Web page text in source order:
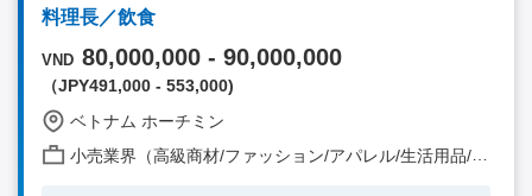
料理長／飲食
VND 80,000,000 - 90,000,000
（JPY491,000 - 553,000)
ベトナム ホーチミン
小売業界（高級商材/ファッション/アパレル/生活用品/家電 他）